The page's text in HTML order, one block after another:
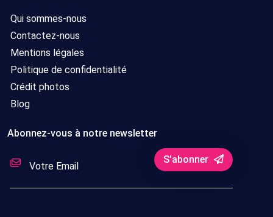
Qui sommes-nous
Contactez-nous
Mentions légales
Politique de confidentialité
Crédit photos
Blog
Abonnez-vous à notre newsletter
S'abonner